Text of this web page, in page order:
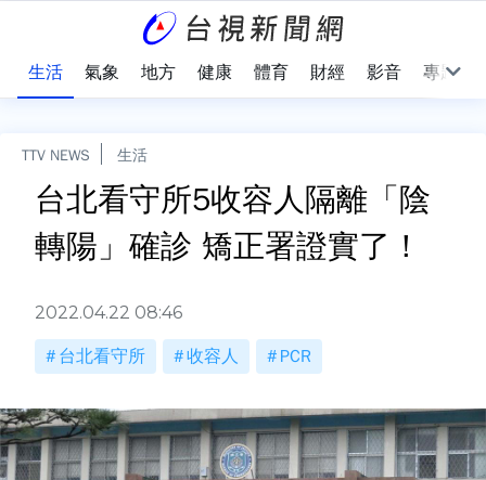
生活 氣象 地方 健康 體育 財經 影音 專題
TTV NEWS 生活
台北看守所5收容人隔離「陰
轉陽」確診 矯正署證實了！
2022.04.22 08:46
台北看守所 收容人 PCR